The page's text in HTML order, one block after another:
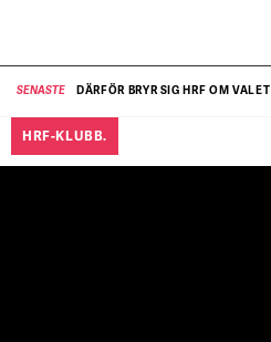
SENASTE DÄRFÖR BRYR SIG HRF OM VALET
HRF-KLUBB.